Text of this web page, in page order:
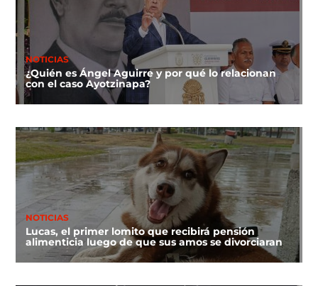
NOTICIAS
¿Quién es Ángel Aguirre y por qué lo relacionan
con el caso Ayotzinapa?
NOTICIAS
Lucas, el primer lomito que recibirá pensión
alimenticia luego de que sus amos se divorciaran